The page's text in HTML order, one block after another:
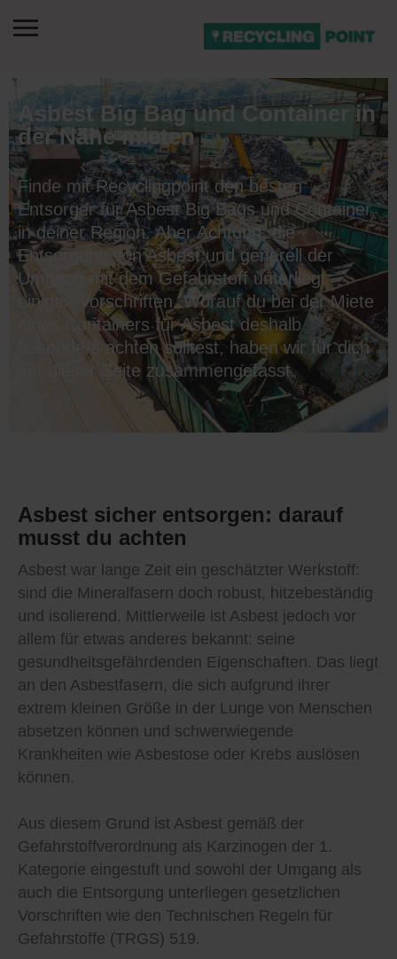
Asbest Big Bag und Container in
der Nähe mieten
Finde mit Recyclingpoint den besten
Entsorger für Asbest Big Bags und Container
in deiner Region. Aber Achtung: die
Entsorgung von Asbest und generell der
Umgang mit dem Gefahrstoff unterliegt
einigen Vorschriften. Worauf du bei der Miete
eines Containers für Asbest deshalb
besonders achten solltest, haben wir für dich
auf dieser Seite zusammengefasst.
Asbest sicher entsorgen: darauf
musst du achten
Asbest war lange Zeit ein geschätzter Werkstoff:
sind die Mineralfasern doch robust, hitzebeständig
und isolierend. Mittlerweile ist Asbest jedoch vor
allem für etwas anderes bekannt: seine
gesundheitsgefährdenden Eigenschaften. Das liegt
an den Asbestfasern, die sich aufgrund ihrer
extrem kleinen Größe in der Lunge von Menschen
absetzen können und schwerwiegende
Krankheiten wie Asbestose oder Krebs auslösen
können.
Aus diesem Grund ist Asbest gemäß der
Gefahrstoffverordnung als Karzinogen der 1.
Kategorie eingestuft und sowohl der Umgang als
auch die Entsorgung unterliegen gesetzlichen
Vorschriften wie den Technischen Regeln für
Gefahrstoffe (TRGS) 519.